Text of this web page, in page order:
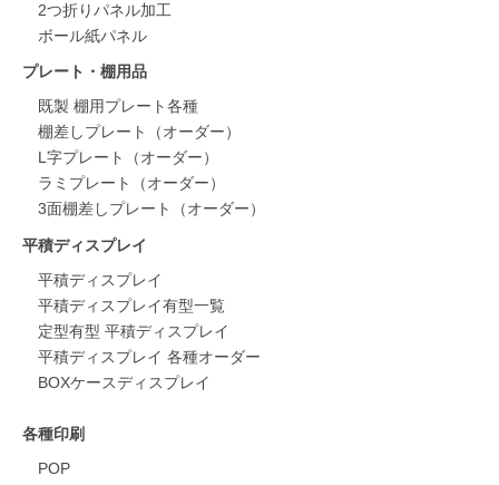
2つ折りパネル加工
ボール紙パネル
プレート・棚用品
既製 棚用プレート各種
棚差しプレート（オーダー）
L字プレート（オーダー）
ラミプレート（オーダー）
3面棚差しプレート（オーダー）
平積ディスプレイ
平積ディスプレイ
平積ディスプレイ有型一覧
定型有型 平積ディスプレイ
平積ディスプレイ 各種オーダー
BOXケースディスプレイ
各種印刷
POP